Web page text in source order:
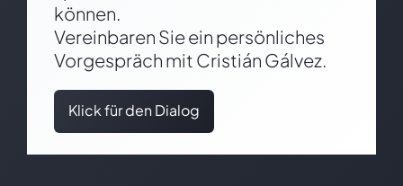
können.
Vereinbaren Sie ein persönliches
Vorgespräch mit Cristián Gálvez.
Klick für den Dialog